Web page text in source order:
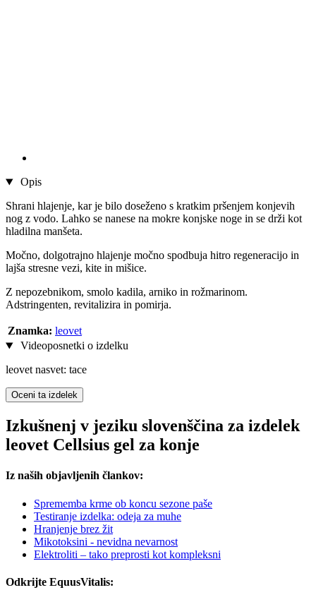
Opis
Shrani hlajenje, kar je bilo doseženo s kratkim pršenjem konjevih
nog z vodo. Lahko se nanese na mokre konjske noge in se drži kot
hladilna manšeta.
Močno, dolgotrajno hlajenje močno spodbuja hitro regeneracijo in
lajša stresne vezi, kite in mišice.
Z nepozebnikom, smolo kadila, arniko in rožmarinom.
Adstringenten, revitalizira in pomirja.
Znamka: leovet
Videoposnetki o izdelku
leovet nasvet: tace
Oceni ta izdelek
Izkušnenj v jeziku slovenščina za izdelek
leovet Cellsius gel za konje
Iz naših objavljenih člankov:
Sprememba krme ob koncu sezone paše
Testiranje izdelka: odeja za muhe
Hranjenje brez žit
Mikotoksini - nevidna nevarnost
Elektroliti – tako preprosti kot kompleksni
Odkrijte EquusVitalis: